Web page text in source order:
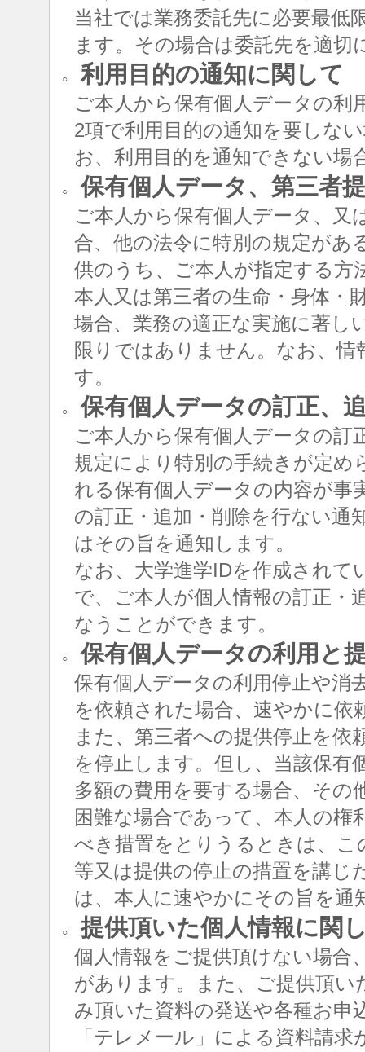
当社では業務委託先に必要最低
ます。その場合は委託先を適切
○ 利用目的の通知に関して
ご本人から保有個人データの利
2項で利用目的の通知を要しな
お、利用目的を通知できない場
○ 保有個人データ、第三者
ご本人から保有個人データ、又
合、他の法令に特別の規定があ
供のうち、ご本人が指定する方
本人又は第三者の生命・身体・
場合、業務の適正な実施に著し
限りではありません。なお、
す。
○ 保有個人データの訂正、
ご本人から保有個人データの訂
規定により特別の手続きが定め
れる保有個人データの内容が事
の訂正・追加・削除を行ない通
はその旨を通知します。
なお、大学進学IDを作成されて
で、ご本人が個人情報の訂正・
なうことができます。
○ 保有個人データの利用と
保有個人データの利用停止や消
を依頼された場合、速やかに
また、第三者への提供停止を
を停止します。但し、当該保有
多額の費用を要する場合、その
困難な場合であって、本人の
べき措置をとりうるときは、
等又は提供の停止の措置を講
は、本人に速やかにその旨を通
○ 提供頂いた個人情報に関
個人情報をご提供頂けない場合
があります。また、ご提供頂い
み頂いた資料の発送や各種お
「テレメール」による資料請